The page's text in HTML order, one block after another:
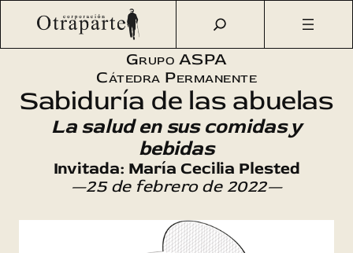
Saltar
Otraparte.org/ Agenda Cultural Aspa/
Sabiduría de las
Grupo ASPA
Cátedra Permanente
Sabiduría de las abuelas
La salud en sus comidas y
bebidas
Invitada: María Cecilia Plested
—25 de febrero de 2022—